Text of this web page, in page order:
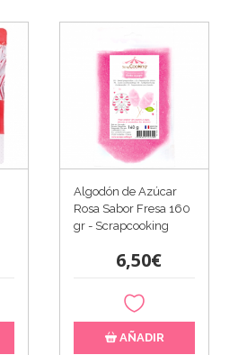
Algodón de Azúcar
Rosa Sabor Fresa 160
gr - Scrapcooking
6,50€
AÑADIR